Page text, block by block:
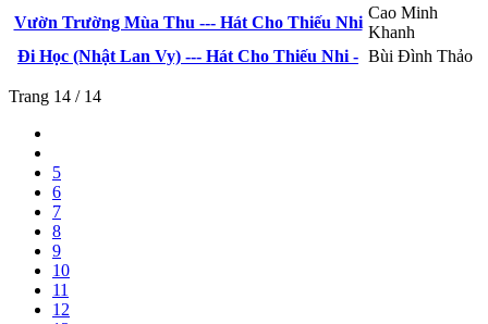
Vườn Trường Mùa Thu --- Hát Cho Thiếu Nhi
Cao Minh
Khanh
Đi Học (Nhật Lan Vy) --- Hát Cho Thiếu Nhi - Bùi Đình Thảo
Trang 14 / 14
5
6
7
8
9
10
11
12